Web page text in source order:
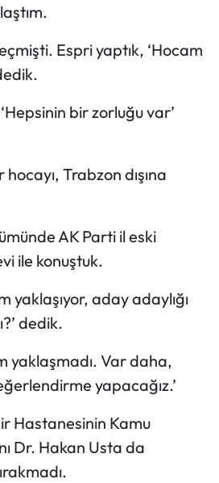
Espri yaptık, ‘Hocam
bir zorluğu var’
Trabzon dışına
AK Parti il eski
ile konuştuk.
yaklaşıyor, aday adaylığı
dedik.
yaklaşmadı. Var daha,
yapacağız.’
Hastanesinin Kamu
Dr. Hakan Usta da